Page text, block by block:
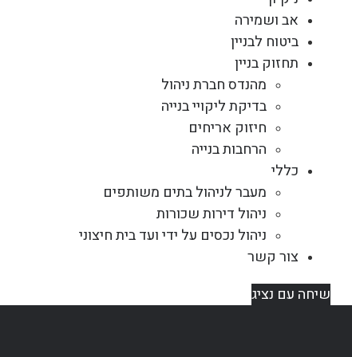
אב ושמירה
ביטוח לבניין
תחזוק בניין
מהנדס חברת ניהול
בדיקת ליקויי בנייה
חיזוק אריחים
הרחבות בנייה
כללי
מעבר לניהול בתים משותפים
ניהול דירות שכורות
ניהול נכסים על ידי ועד בית חיצוני
צור קשר
שיחה עם נציג